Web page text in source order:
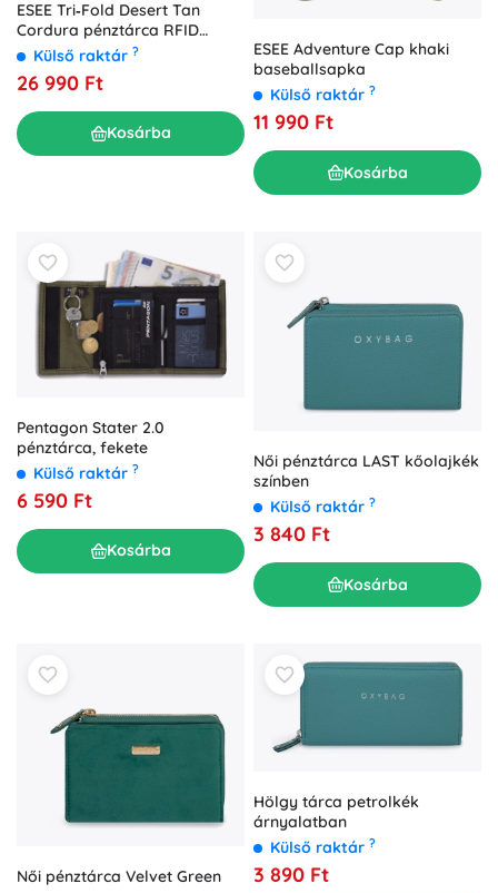
ESEE Tri‑Fold Desert Tan
Cordura pénztárca RFID
blokkolással
Külső raktár ?
26 990 Ft
Kosárba
ESEE Adventure Cap khaki
baseballsapka
Külső raktár ?
11 990 Ft
Kosárba
Pentagon Stater 2.0
pénztárca, fekete
Külső raktár ?
6 590 Ft
Kosárba
Női pénztárca LAST kőolajkék
színben
Külső raktár ?
3 840 Ft
Kosárba
Női pénztárca Velvet Green
Hölgy tárca petrolkék
árnyalatban
Külső raktár ?
3 890 Ft